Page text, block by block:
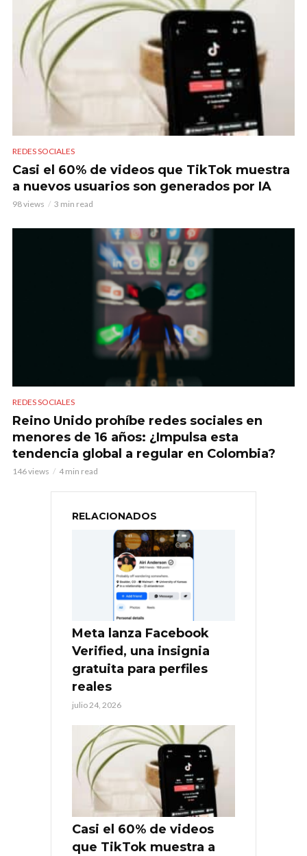
REDES SOCIALES
Casi el 60% de videos que TikTok muestra
a nuevos usuarios son generados por IA
98 views 3 min read
REDES SOCIALES
Reino Unido prohíbe redes sociales en
menores de 16 años: ¿Impulsa esta
tendencia global a regular en Colombia?
146 views 4 min read
RELACIONADOS
Meta lanza Facebook
Verified, una insignia
gratuita para perfiles
reales
julio 24, 2026
Casi el 60% de videos
que TikTok muestra a